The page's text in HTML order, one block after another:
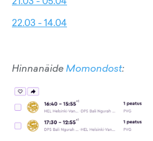
22.03 - 14.04
HinnanäideMomondost: